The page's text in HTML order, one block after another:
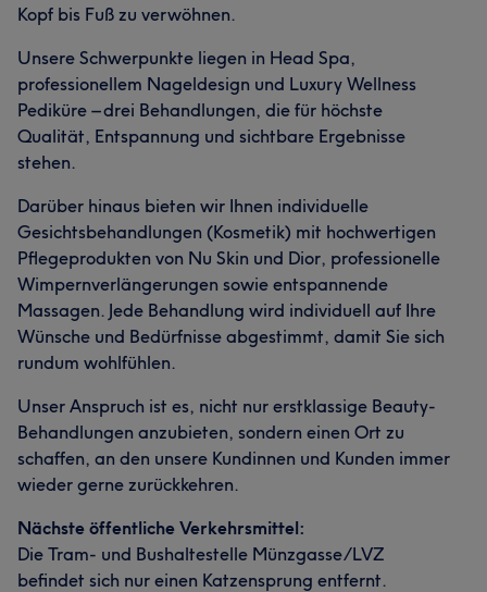
Kopf bis Fuß zu verwöhnen.
Unsere Schwerpunkte liegen in Head Spa,
professionellem Nageldesign und Luxury Wellness
Pediküre – drei Behandlungen, die für höchste
Qualität, Entspannung und sichtbare Ergebnisse
stehen.
Darüber hinaus bieten wir Ihnen individuelle
Gesichtsbehandlungen (Kosmetik) mit hochwertigen
Pflegeprodukten von Nu Skin und Dior, professionelle
Wimpernverlängerungen sowie entspannende
Massagen. Jede Behandlung wird individuell auf Ihre
Wünsche und Bedürfnisse abgestimmt, damit Sie sich
rundum wohlfühlen.
Unser Anspruch ist es, nicht nur erstklassige Beauty-
Behandlungen anzubieten, sondern einen Ort zu
schaffen, an den unsere Kundinnen und Kunden immer
wieder gerne zurückkehren.
Nächste öffentliche Verkehrsmittel:
Die Tram- und Bushaltestelle Münzgasse/LVZ
befindet sich nur einen Katzensprung entfernt.